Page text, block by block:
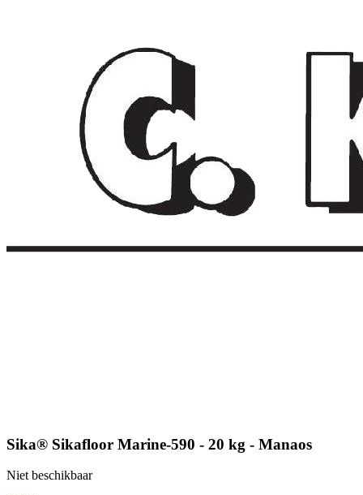
Sika® Sikafloor Marine-590 - 20 kg - Manaos
Niet beschikbaar